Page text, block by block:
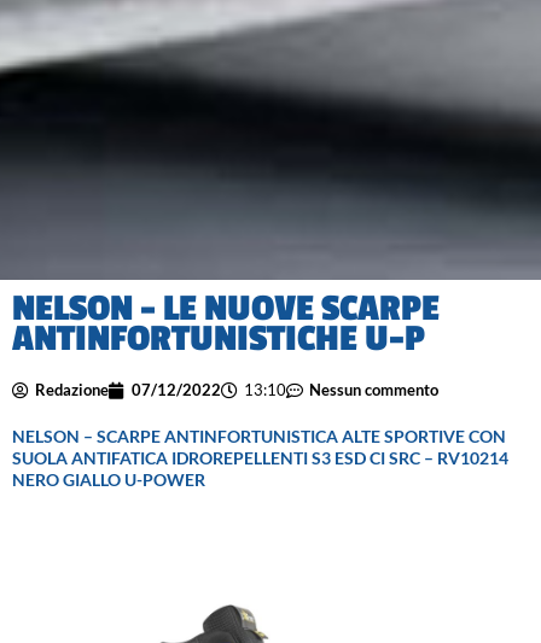
NELSON – LE NUOVE SCARPE
ANTINFORTUNISTICHE U-P
Redazione 07/12/2022 13:10 Nessun commento
NELSON – SCARPE ANTINFORTUNISTICA ALTE SPORTIVE CON
SUOLA ANTIFATICA IDROREPELLENTI S3 ESD CI SRC – RV10214
NERO GIALLO U-POWER